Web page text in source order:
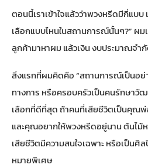
ตอนนี้เราเข้าใจแล้วว่าพวงหรีดมีกี่แบบ
เลือกแบบไหนในสถานการณ์นั้นๆ?” ผ
ลูกค้ามาหาผม แล้วเงิน งบประมาณจำ
สิ่งแรกที่ผมคิดคือ “สถานการณ์เป็นอย่
ทางการ หรือครอบครัวเป็นคนรักษาวั
เลือกที่ดีที่สุด ถ้าคนที่เสียชีวิตเป็นคุณ
และคุณอยากให้พวงหรีดอยู่นาน ต้นไม้
เสียชีวิตมีความสนใจเฉพาะ หรือเป็นศิ
หมายพิเศษ